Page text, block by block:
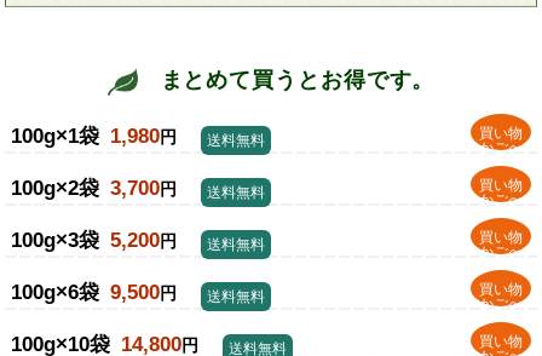
まとめて買うとお得です。
100g×1袋 1,980円
買い物
かごへ
送料無料
100g×2袋 3,700円
買い物
かごへ
送料無料
100g×3袋 5,200円
買い物
かごへ
送料無料
100g×6袋 9,500円
買い物
かごへ
送料無料
100g×10袋 14,800円
買い物
送料無料